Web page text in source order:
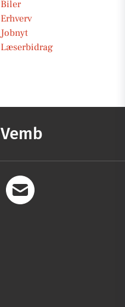
Biler
Erhverv
Jobnyt
Læserbidrag
Vemb